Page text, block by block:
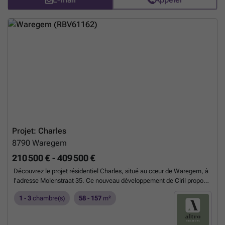
Projet: Charles
8790 Waregem
210 500 € - 409 500 €
Découvrez le projet résidentiel Charles, situé au cœur de Waregem, à
l'adresse Molenstraat 35. Ce nouveau développement de Ciril propose
besoins des familles souhaitant s'établir dans un environnement à la
fois paisible et pratique. Les logements offrent une architecture
intemporelle avec des matériaux de qualité, tout en étant conçus pour
1 - 3 chambre(s) 58 - 157 m²